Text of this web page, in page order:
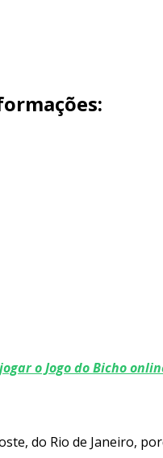
o Jogo do Bicho
do Rio de Janeiro,